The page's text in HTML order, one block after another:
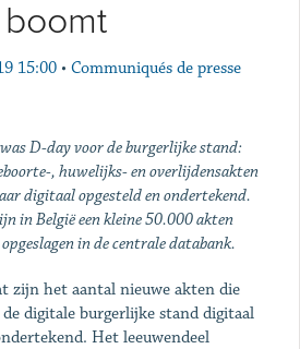
boomt
15:00 • Communiqués de presse
D-day voor de burgerlijke stand:
, huwelijks- en overlijdensakten
digitaal opgesteld en ondertekend.
in België een kleine 50.000 akten
in de centrale databank.
zijn het aantal nieuwe akten die
digitale burgerlijke stand digitaal
Het leeuwendeel